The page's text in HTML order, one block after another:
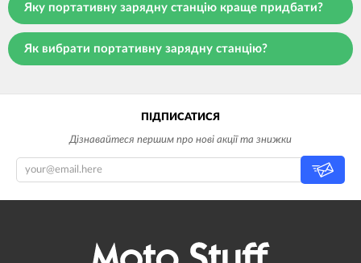
Яку портативну зарядну станцію краще придбати?
Як вибрати портативну зарядну станцію?
ПІДПИСАТИСЯ
Дізнавайтеся першим про нові акції та знижки